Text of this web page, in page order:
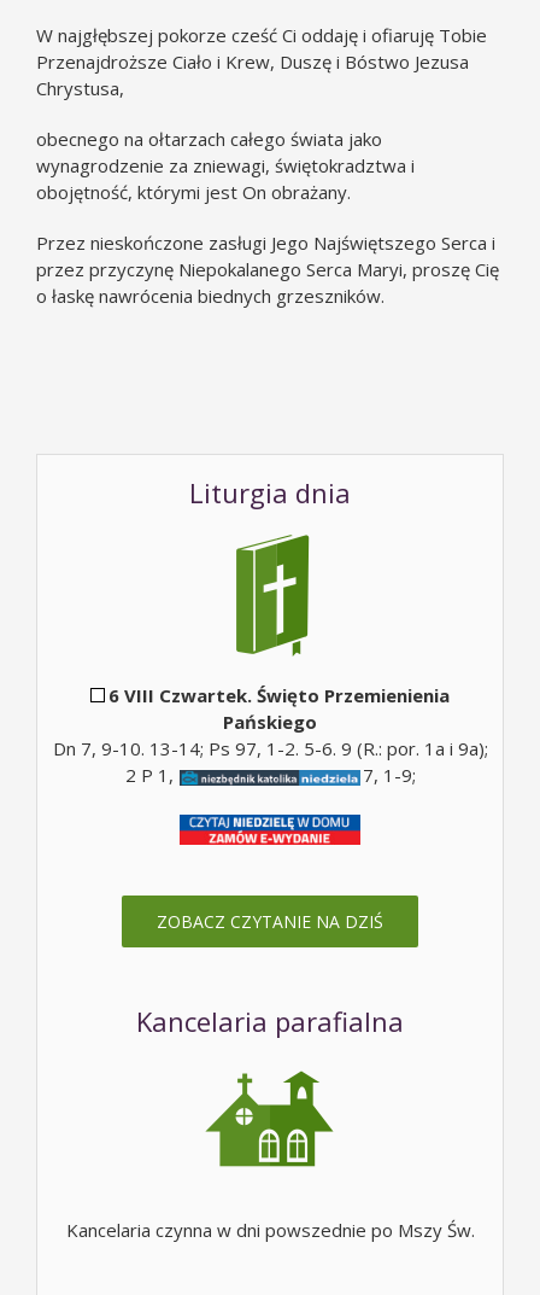
W najgłębszej pokorze cześć Ci oddaję i ofiaruję Tobie
Przenajdroższe Ciało i Krew, Duszę i Bóstwo Jezusa
Chrystusa,
obecnego na ołtarzach całego świata jako
wynagrodzenie za zniewagi, świętokradztwa i
obojętność, którymi jest On obrażany.
Przez nieskończone zasługi Jego Najświętszego Serca i
przez przyczynę Niepokalanego Serca Maryi, proszę Cię
o łaskę nawrócenia biednych grzeszników.
Liturgia dnia
6 VIII Czwartek. Święto Przemienienia
Pańskiego
Dn 7, 9-10. 13-14; Ps 97, 1-2. 5-6. 9 (R.: por. 1a i 9a);
2 P 1, 16-19; Mt 17, 5c; Mt 17, 1-9;
ZOBACZ CZYTANIE NA DZIŚ
Kancelaria parafialna
Kancelaria czynna w dni powszednie po Mszy Św.